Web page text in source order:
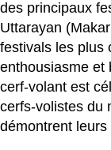
des principaux
Uttarayan
festivals les plus
enthousiasme et
cerf-volant est
cerfs-volistes du
démontrent leurs